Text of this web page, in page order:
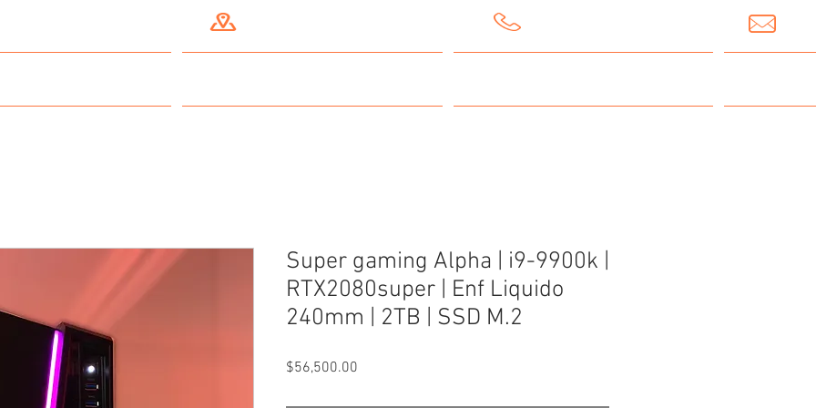
Super gaming Alpha | i9-9900k |
RTX2080super | Enf Liquido
240mm | 2TB | SSD M.2
$56,500.00